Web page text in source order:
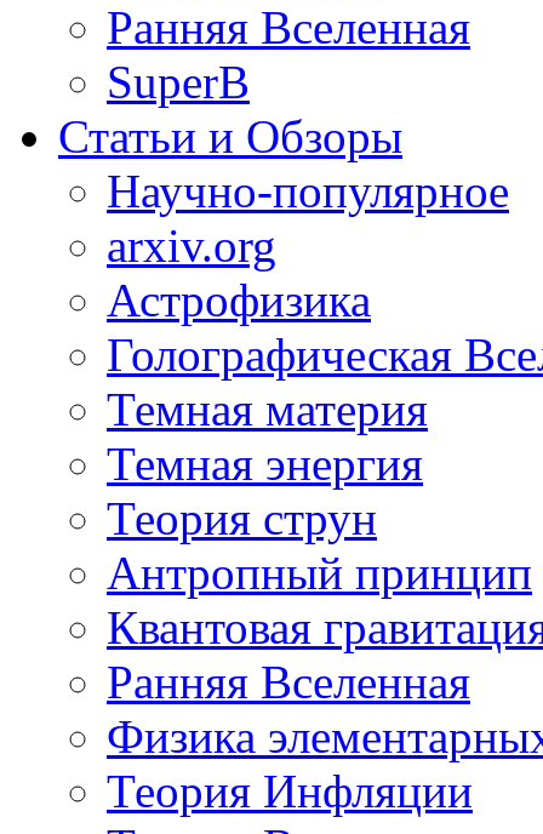
Ранняя Вселенная
SuperB
Статьи и Обзоры
Научно-популярное
arxiv.org
Астрофизика
Голографическая
Темная материя
Темная энергия
Теория струн
Антропный принцип
Квантовая
Ранняя Вселенная
Физика
Теория Инфляции